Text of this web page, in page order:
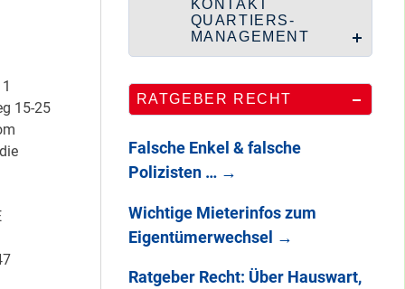
15-25
KONTAKT
QUARTIERS-
MANAGEMENT
RATGEBER RECHT
Falsche Enkel & falsche
Polizisten … →
Wichtige Mieterinfos zum
Eigentümerwechsel →
Ratgeber Recht: Über Hauswart,
Mit Mieter-Kohle
auf Senats-Kohle
zwei Hahnebergen
kam